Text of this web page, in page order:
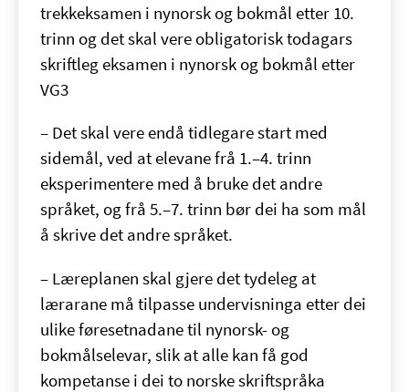
trekkeksamen i nynorsk og bokmål etter 10.
trinn og det skal vere obligatorisk todagars
skriftleg eksamen i nynorsk og bokmål etter
VG3
– Det skal vere endå tidlegare start med
sidemål, ved at elevane frå 1.–4. trinn
eksperimentere med å bruke det andre
språket, og frå 5.–7. trinn bør dei ha som mål
å skrive det andre språket.
– Læreplanen skal gjere det tydeleg at
lærarane må tilpasse undervisninga etter dei
ulike føresetnadane til nynorsk- og
bokmålselevar, slik at alle kan få god
kompetanse i dei to norske skriftspråka